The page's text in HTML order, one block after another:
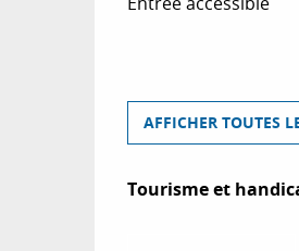
AFFICHER TOUTES
Tourisme et
Tourisme et